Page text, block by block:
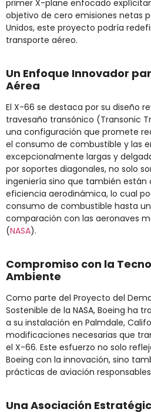
primer X-plane enfocado
objetivo de cero emisiones netas
Unidos, este proyecto podría
transporte aéreo.
Un Enfoque Innovador
Aérea
El X-66 se destaca por su diseño
travesaño transónico (Transonic
una configuración que promete
el consumo de combustible y las
excepcionalmente largas y
por soportes diagonales, no solo
ingeniería sino que también están
eficiencia aerodinámica, lo cual
consumo de combustible hasta
comparación con las aeronaves
(NASA)​.
Compromiso con la
Ambiente
Como parte del Proyecto del
Sostenible de la NASA, Boeing ha
a su instalación en Palmdale,
modificaciones necesarias que
el X-66. Este esfuerzo no solo
Boeing con la innovación, sino
prácticas de aviación
Una Asociación